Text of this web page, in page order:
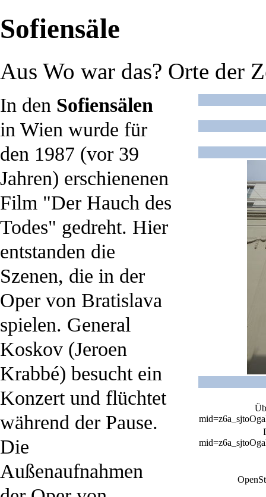
Sofiensäle
Aus Wo war das? Orte der
In den Sofiensälen
in Wien wurde für
den 1987 (vor 39
Jahren) erschienenen
Film "Der Hauch des
Todes" gedreht. Hier
entstanden die
Szenen, die in der
Oper von Bratislava
spielen. General
Koskov (Jeroen
Krabbé) besucht ein
Konzert und flüchtet
während der Pause.
Die
Außenaufnahmen